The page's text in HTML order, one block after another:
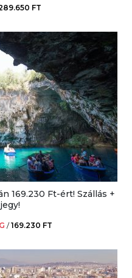
FT
169.230 Ft-ért! Szállás +
/169.230 FT